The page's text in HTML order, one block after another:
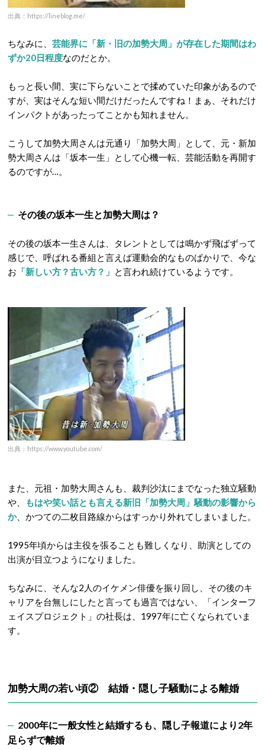
出典：https://lineblog.me/
ちなみに、 芸能界に「新・旧の加勢大周」が存在した期間はわ
ずか20日程度なのだとか。
もっと長い間、実に下らないことで揉めていた印象があるので
すが、実はそんな短い間だけだったんですね！まぁ、それだけ
インパクトがあったってことかも知れません。
こうして加勢大周さんは元通り「加勢大周」として、元・新加
勢大周さんは「坂本一生」として心機一転、芸能活動を再開す
るのですが…。
その後の坂本一生と加勢大周は？
その後の坂本一生さんは、タレントとしては鳴かず飛ばずって
感じで、呼ばれる番組と言えば運動会的なものばかりで、今な
お 「新しい方？古い方？」 と言われ続けているようです。
出典：https://www.youtube.com/
また、元祖・加勢大周さんも、裁判沙汰にまでなった独立騒動
や、
もはや笑い話とも言える新旧「加勢大周」騒動の影響から
か、かつての二枚目路線からはすっかり外れてしまいました。
1995年頃からは主役を張ることも難しくなり、助演としての
出演が目立つようになりました。
ちなみに、そんな2人のイケメン俳優を振り回し、その後のキ
ャリアを台無しにしたと言っても過言ではない、「インターフ
ェイスプロジェクト」の社長は、1997年に亡くなられていま
す。
加勢大周の若い頃② 結婚・隠し子騒動による離婚
2000年に一般女性と結婚するも、隠し子報道により2年
足らずで離婚